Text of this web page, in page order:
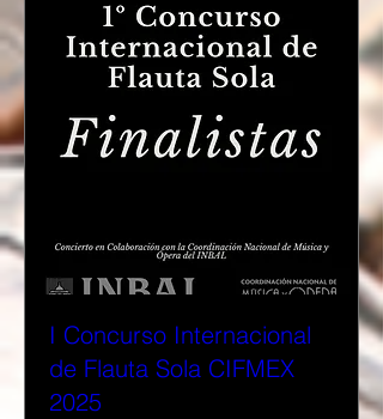
I Concurso Internacional
de Flauta Sola CIFMEX
2025